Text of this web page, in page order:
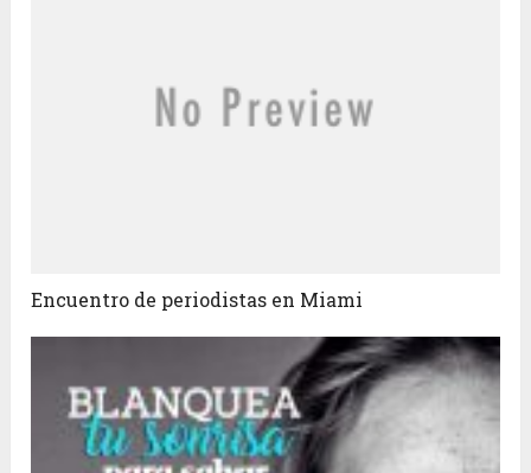
Encuentro de periodistas en Miami